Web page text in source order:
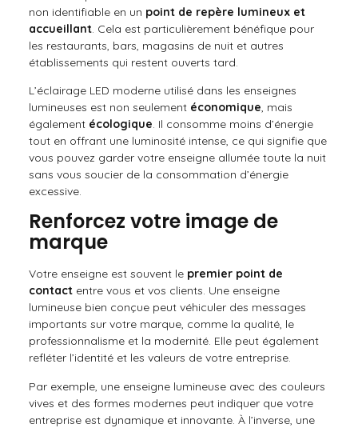
non identifiable en un point de repère lumineux et
accueillant. Cela est particulièrement bénéfique pour
les restaurants, bars, magasins de nuit et autres
établissements qui restent ouverts tard.
L’éclairage LED moderne utilisé dans les enseignes
lumineuses est non seulement économique, mais
également écologique. Il consomme moins d’énergie
tout en offrant une luminosité intense, ce qui signifie que
vous pouvez garder votre enseigne allumée toute la nuit
sans vous soucier de la consommation d’énergie
excessive.
Renforcez votre image de
marque
Votre enseigne est souvent le premier point de
contactentre vous et vos clients. Une enseigne
lumineuse bien conçue peut véhiculer des messages
importants sur votre marque, comme la qualité, le
professionnalisme et la modernité. Elle peut également
refléter l’identité et les valeurs de votre entreprise.
Par exemple, une enseigne lumineuse avec des couleurs
vives et des formes modernes peut indiquer que votre
entreprise est dynamique et innovante. À l’inverse, une